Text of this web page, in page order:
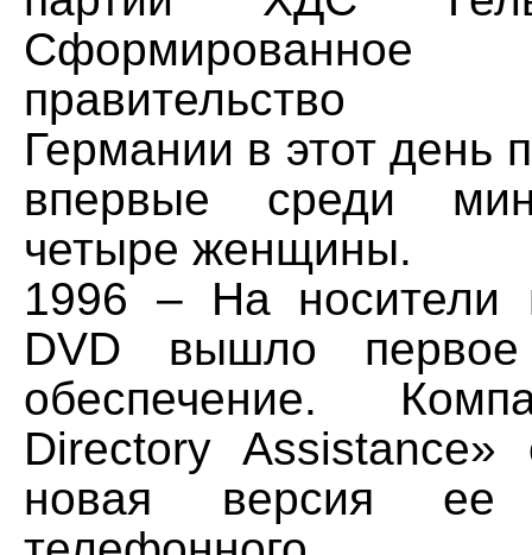
правительство
Германии в этот день
впервые среди
четыре женщины.
1996 – На носители
DVD вышло первое
обеспечение.
Directory Assistance»
новая версия ее